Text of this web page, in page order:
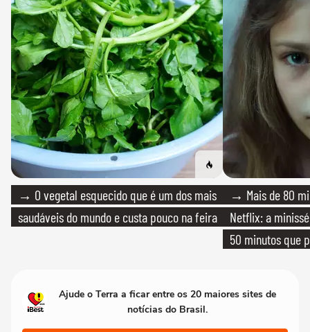
→ O vegetal esquecido que é um dos mais
saudáveis do mundo e custa pouco na feira
→ Mais de 80
Netflix: a
50 minutos que
Ajude o Terra a ficar entre os 20 maiores sites de
notícias do Brasil.